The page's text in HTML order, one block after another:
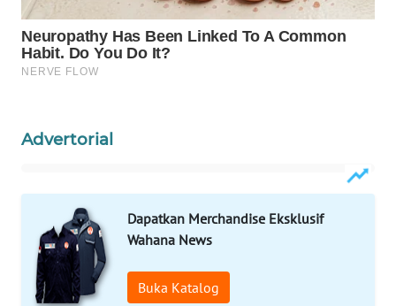
Advertorial
Dapatkan Merchandise Eksklusif
Wahana News
Buka Katalog
WAHANANEWS
NET
WAHANA
WAHANA
SELEB
WAHANA
PERSONA